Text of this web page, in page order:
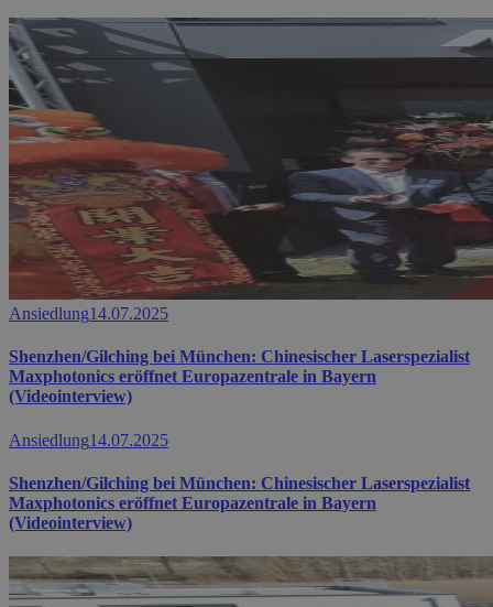
Ansiedlung14.07.2025
Shenzhen/Gilching bei München: Chinesischer Laserspezialist
Maxphotonics eröffnet Europazentrale in Bayern
(Videointerview)
Ansiedlung14.07.2025
Shenzhen/Gilching bei München: Chinesischer Laserspezialist
Maxphotonics eröffnet Europazentrale in Bayern
(Videointerview)